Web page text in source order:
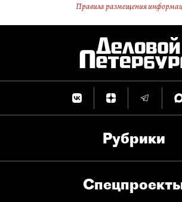
Правила размещения
Рубрики